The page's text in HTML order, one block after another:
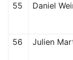
55 Daniel
56 Julien